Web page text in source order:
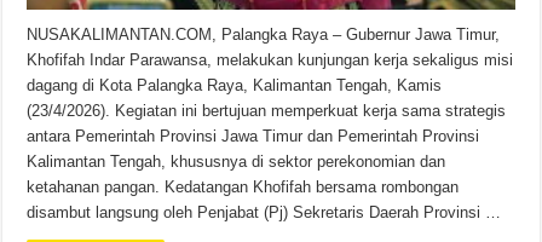
NUSAKALIMANTAN.COM, Palangka Raya – Gubernur Jawa Timur,
Khofifah Indar Parawansa, melakukan kunjungan kerja sekaligus misi
dagang di Kota Palangka Raya, Kalimantan Tengah, Kamis
(23/4/2026). Kegiatan ini bertujuan memperkuat kerja sama strategis
antara Pemerintah Provinsi Jawa Timur dan Pemerintah Provinsi
Kalimantan Tengah, khususnya di sektor perekonomian dan
ketahanan pangan. Kedatangan Khofifah bersama rombongan
disambut langsung oleh Penjabat (Pj) Sekretaris Daerah Provinsi …